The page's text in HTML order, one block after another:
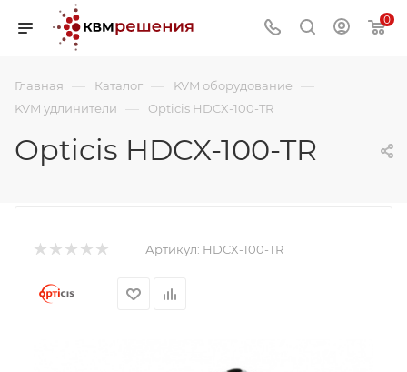
0
Главная — Каталог — KVM оборудование —
KVM удлинители — Opticis HDCX-100-TR
Opticis HDCX-100-TR
Артикул: HDCX-100-TR